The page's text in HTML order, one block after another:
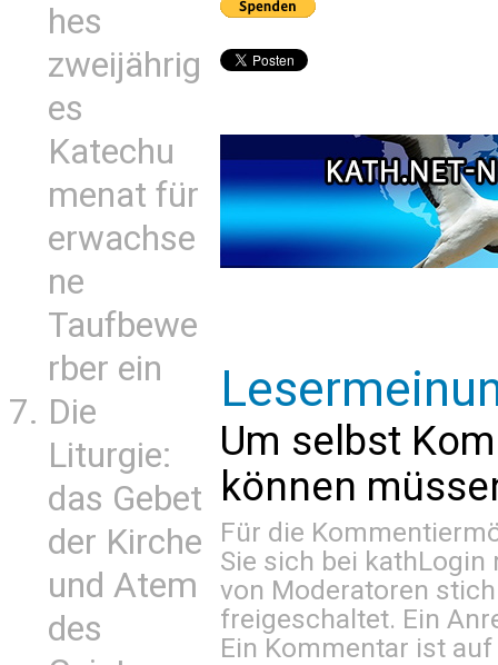
hes
zweijährig
es
Katechu
menat für
erwachse
ne
Taufbewe
rber ein
Die
Liturgie:
das Gebet
der Kirche
und Atem
des
Um selbst
können
Für die
Sie sich bei kathLogin
von Moderatoren
freigeschaltet. Ein
Ein Kommentar ist